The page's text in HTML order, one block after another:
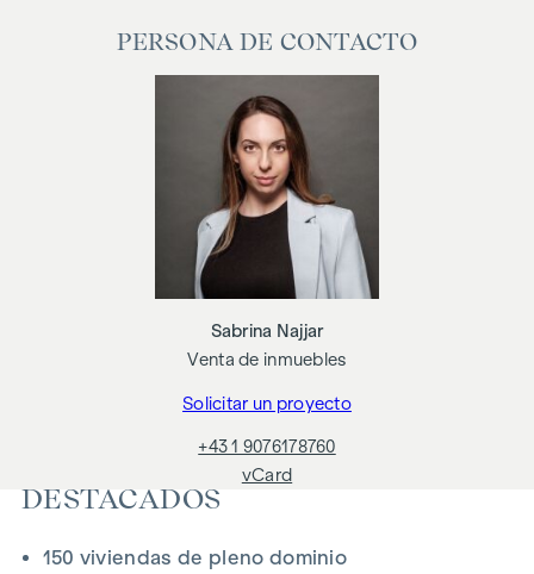
Herbststraße - Winegg
En la Herbststraße le espera una experiencia vital única que
combina diseño y comodidad de forma extraordinaria. El
mobiliario de alta calidad se caracteriza por materiales
cuidadosamente seleccionados que irradian una elegancia
atemporal, ideal para una vida moderna y con estilo. Los
suelos de parqué y la calefacción por suelo radiante
comodidad, las persianas exteriores con control eléctrico
regulación de la luz. En las plantas superiores hay una
permiten regular la temperatura de los espacios habitables
según se desee en los calurosos días de verano.
PERSONA DE CONTACTO
Sabrina Najjar
Venta de inmuebles
Solicitar un proyecto
+43 1 9076178760
vCard
DESTACADOS
150 viviendas de pleno dominio